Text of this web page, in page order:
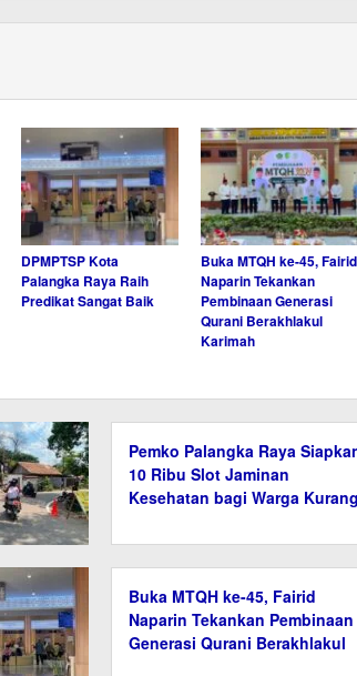
DPMPTSP Kota
Palangka Raya Raih
Predikat Sangat Baik
Buka MTQH ke-45, Fairid
Naparin Tekankan
Pembinaan Generasi
Qurani Berakhlakul
Karimah
Pemko Palangka Raya
10 Ribu Slot Jaminan
Kesehatan bagi Warga Kurang
Buka MTQH ke-45, Fairid
Naparin Tekankan Pembinaan
Generasi Qurani Berakhlakul